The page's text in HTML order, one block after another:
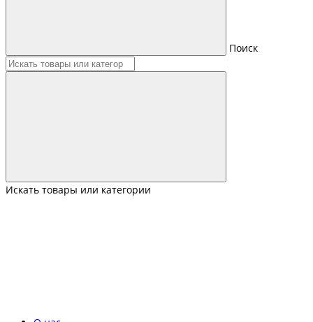
Поиск
Искать товары или категории